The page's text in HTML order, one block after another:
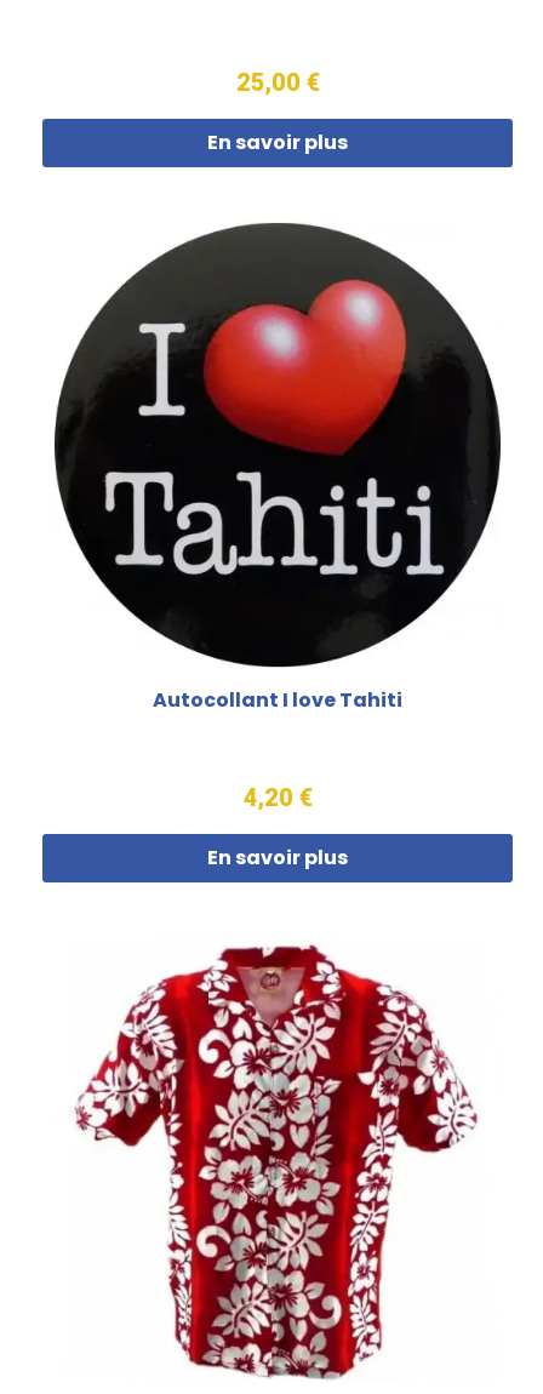
25,00 €
En savoir plus
Autocollant I love Tahiti
4,20 €
En savoir plus